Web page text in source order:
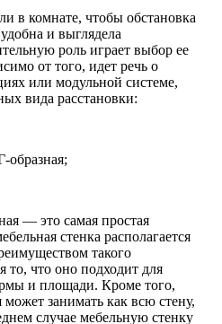
в комнате, чтобы обстановка
и выглядела
роль играет выбор ее
от того, идет речь о
или модульной системе,
вида расстановки:
образная;
— это самая простая
стенка располагается
такого
то, что оно подходит для
и площади. Кроме того,
занимать как всю стену,
случае мебельную стенку